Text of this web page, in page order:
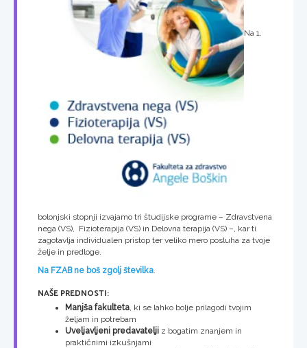
Na 1.
bolonjski stopnji izvajamo tri študijske programe – Zdravstvena
nega (VS), Fizioterapija (VS) in Delovna terapija (VS) –, kar ti
zagotavlja individualen pristop ter veliko mero posluha za tvoje
želje in predloge.
Na FZAB ne boš zgolj številka.
NAŠE PREDNOSTI:
Manjša fakulteta, ki se lahko bolje prilagodi tvojim
željam in potrebam
Uveljavljeni predavatelji z bogatim znanjem in
praktičnimi izkušnjami